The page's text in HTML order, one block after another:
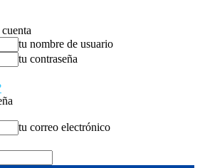
tu nombre de usuario
tu contraseña
tu correo electrónico